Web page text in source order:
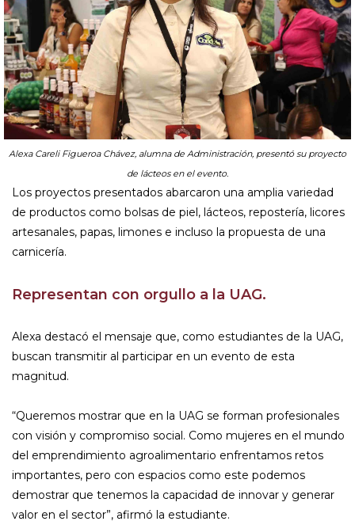
Alexa Careli Figueroa Chávez, alumna de Administración, presentó su proyecto
de lácteos en el evento.
Los proyectos presentados abarcaron una amplia variedad
de productos como bolsas de piel, lácteos, repostería, licores
artesanales, papas, limones e incluso la propuesta de una
carnicería.
Representan con orgullo a la UAG.
Alexa destacó el mensaje que, como estudiantes de la UAG,
buscan transmitir al participar en un evento de esta
magnitud.
“Queremos mostrar que en la UAG se forman profesionales
con visión y compromiso social. Como mujeres en el mundo
del emprendimiento agroalimentario enfrentamos retos
importantes, pero con espacios como este podemos
demostrar que tenemos la capacidad de innovar y generar
valor en el sector”, afirmó la estudiante.